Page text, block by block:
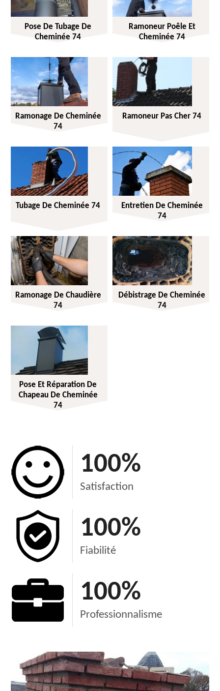
Pose De Tubage De
Cheminée 74
Ramoneur Poêle Et
Cheminée 74
Ramonage De Cheminée
74
Ramoneur Pas Cher 74
Tubage De Cheminée 74
Entretien De Cheminée
74
Ramonage De Chaudière
74
Débistrage De Cheminée
74
Pose Et Réparation De
Chapeau De Cheminée
74
100%
Satisfaction
100%
Fiabilité
100%
Professionnalisme